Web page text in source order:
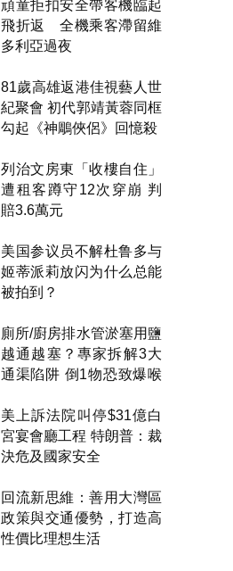
頑童拒扣安全帶客機臨起
飛折返 全機乘客滯留維
多利亞過夜
81歲高雄返港佳視藝人世
紀聚會 初代郭靖黃蓉同框
勾起《神鵰俠侶》回憶殺
列治文房東「收樓自住」
遭租客蹲守12次穿崩 判
賠3.6萬元
美国参议员不解杜鲁多与
姬蒂派莉放闪为什么总能
被拍到？
廁所/廚房排水管淤塞用鹽
越通越塞？專家拆解3大
通渠陷阱 倒1物恐致爆喉
美上訴法院叫停$31億白
宮宴會廳工程 特朗普：裁
決危及國家安全
回流新思維：善用大灣區
政策與交通優勢，打造高
性價比理想生活